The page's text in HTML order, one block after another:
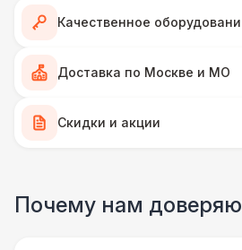
Качественное
Доставка по Москве и МО
Скидки и акции
Почему нам